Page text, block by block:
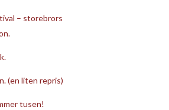
– storebrors
(en liten repris)
tusen!